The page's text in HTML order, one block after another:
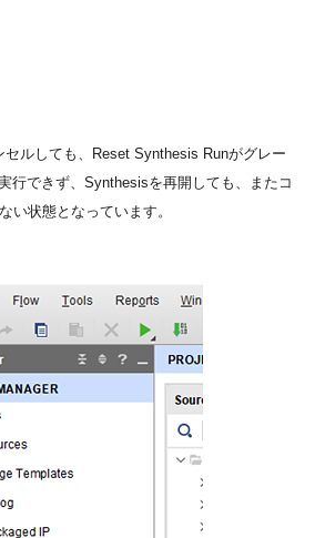
ルしても、Reset Synthesis Runがグレー
行できず、Synthesisを再開しても、またコ
い状態となっています。